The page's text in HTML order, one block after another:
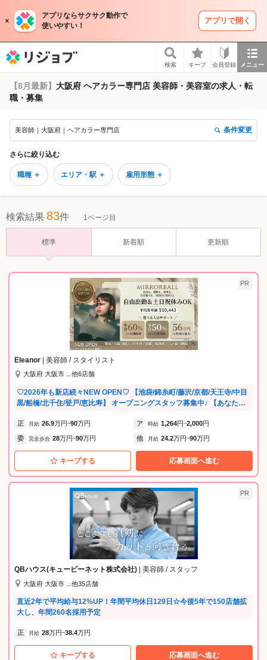
アプリならサクサク動作で
使いやすい！
アプリで開く
検索 キープ 会員登録 メニュー
【8月最新】 大阪府 ヘアカラー専門店 美容師・美容室の求人・転
職・募集
美容師｜大阪府｜ヘアカラー専門店 条件変更
さらに絞り込む
職種 ＋ エリア・駅 ＋ 雇用形態 ＋
検索結果 83件 1ページ目
標準 新着順 更新順
PR
Eleanor | 美容師 / スタイリスト
大阪府 大阪市 ...他6店舗
♡2026年も新店続々NEW OPEN♡ 【池袋/錦糸町/藤沢/京都/天王寺/中目
黒/船橋/北千住/登戸/恵比寿】 オープニングスタッフ募集中♪ 【あなたの
度、社内のトップを目指すスタッフ・店舗を表彰するアワードを開催！
日々の努力が評価され、モチベーションUPにつながります。 ◇ 社内サ
て長く活躍できるよう、職場環境の改善や働きやすい仕組みづくり、キ
ャリア支援や心身のサポートを実施しています。あなたの意見が、より
良い未来をつくる力に。 《スタッフvoiceを紹介♪》 □在籍2年目・男
性・エリアディレクター どこで働くか？より誰と働くか？ スタッフの幸
せとは尊敬できる上司、魅力的な同僚が傍に居る事だと思います！ これ
からもそんな魅力あふれる人が少しでも増えるよう運営していきます♪ □
在籍3年目・女性・店長 正社員として入社後、店長を経験しています。
予約がほぼ毎日満席となってしまっているのでスタイリストさん急募で
た。 たくさんのモデルさんを施術出来、撮影やSNSなども協力してくれ
るのでとっても助かります♪ □在籍6年目・男性・トップデザイナー 業務
委託として働くのが初めてで、戸惑いもありましたが、 見学時に丁寧に
説明して下さったので不安も解消され安心して働けています。 撮影やSN
S関連にも力を入れている会社なので、美容師としてのレベルアップやト
レンドの勉強もしっかりできます！
正 月給 26.9万円~90万円 ア 時給 1,264円~2,000円
委 完全歩合 28万円~90万円 他 月給 24.2万円~90万円
キープする 応募画面へ進む
PR
QBハウス(キュービーネット株式会社) | 美容師 / スタッフ
大阪府 大阪市 ...他35店舗
直近2年で平均給与12%UP！年間平均休日129日☆今後5年で150店舗拡
大し、年間260名採用予定
正 月給 28万円 ~38.4万円
キープする 応募画面へ進む